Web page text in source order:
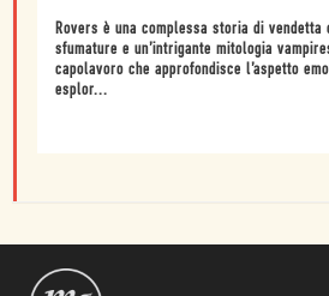
Rovers è una complessa storia di
sfumature e un’intrigante mitologia
capolavoro che approfondisce l’aspetto
esplor...